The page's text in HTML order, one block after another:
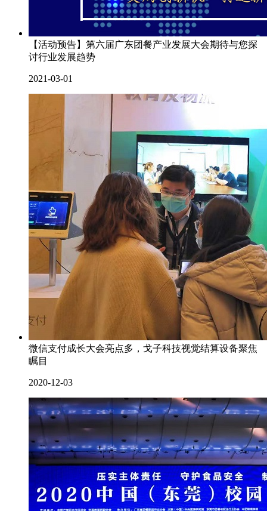
【活动预告】第六届广东团餐产业发展大会期待与您探
讨行业发展趋势
2021-03-01
微信支付成长大会亮点多，戈子科技视觉结算设备聚焦
瞩目
2020-12-03